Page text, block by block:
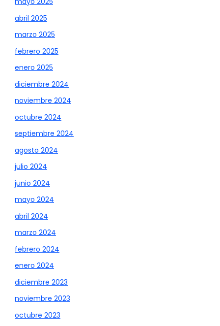
abril 2025
marzo 2025
febrero 2025
enero 2025
diciembre 2024
noviembre 2024
octubre 2024
septiembre 2024
agosto 2024
julio 2024
junio 2024
mayo 2024
abril 2024
marzo 2024
febrero 2024
enero 2024
diciembre 2023
noviembre 2023
octubre 2023